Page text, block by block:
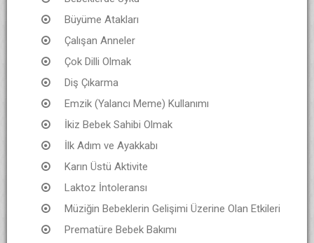
Büyüme Atakları
Çalışan Anneler
Çok Dilli Olmak
Diş Çıkarma
Emzik (Yalancı Meme) Kullanımı
İkiz Bebek Sahibi Olmak
İlk Adım ve Ayakkabı
Karın Üstü Aktivite
Laktoz İntoleransı
Müziğin Bebeklerin Gelişimi Üzerine Olan Etkileri
Prematüre Bebek Bakımı